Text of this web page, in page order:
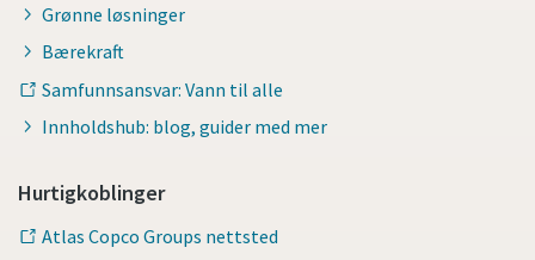
Grønne løsninger
Bærekraft
Samfunnsansvar: Vann til alle
Innholdshub: blog, guider med mer
Hurtigkoblinger
Atlas Copco Groups nettsted